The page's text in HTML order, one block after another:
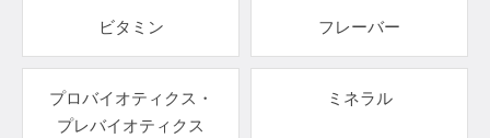
ビタミン フレーバー
プロバイオティクス・
プレバイオティクス
ミネラル